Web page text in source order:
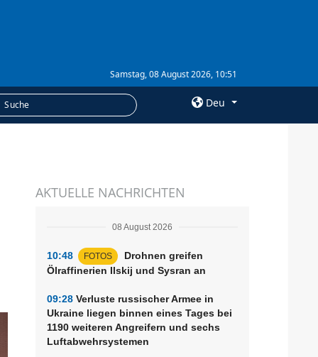
Samstag, 08 August 2026, 10:51
Deu
Abonnement
AKTUELLE NACHRICHTEN
08 August 2026
10:48 FOTOS
Drohnen greifen
Ölraffinerien Ilskij und Sysran an
09:28 Verluste russischer Armee in
Ukraine liegen binnen eines Tages bei
1190 weiteren Angreifern und sechs
Luftabwehrsystemen